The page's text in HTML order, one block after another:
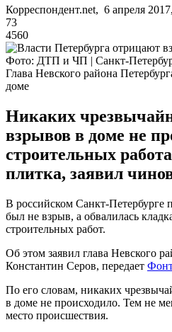
Корреспондент.net, 6 апреля
73
4560
Фото: ДТП и ЧП | Санкт-
Глава Невского района
доме
Никаких
взрывов в доме не
строительных
плитка, заявил
В российском Санкт-Петербурге
был не взрыв, а обвалилась
строительных работ.
Об этом заявил глава Невского
Константин Серов, передает
По его словам, никаких
в доме не происходило. Тем не
место происшествия.